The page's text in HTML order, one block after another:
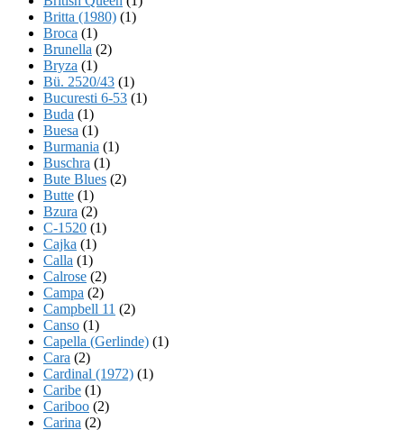
Britta (1980) (1)
Broca (1)
Brunella (2)
Bryza (1)
Bü. 2520/43 (1)
Bucuresti 6-53 (1)
Buda (1)
Buesa (1)
Burmania (1)
Buschra (1)
Bute Blues (2)
Butte (1)
Bzura (2)
C-1520 (1)
Cajka (1)
Calla (1)
Calrose (2)
Campa (2)
Campbell 11 (2)
Canso (1)
Capella (Gerlinde) (1)
Cara (2)
Cardinal (1972) (1)
Caribe (1)
Cariboo (2)
Carina (2)